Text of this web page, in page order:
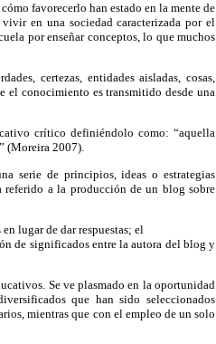
favorecerlo han estado en la mente de
en una sociedad caracterizada por el
por enseñar conceptos, lo que muchos
certezas, entidades aisladas, cosas,
el conocimiento es transmitido desde una
crítico definiéndolo como: “aquella
(Moreira 2007).
serie de principios, ideas o estrategias
a la producción de un blog sobre
lugar de dar respuestas; el
de significados entre la autora del blog y
Se ve plasmado en la oportunidad
que han sido seleccionados
mientras que con el empleo de un solo